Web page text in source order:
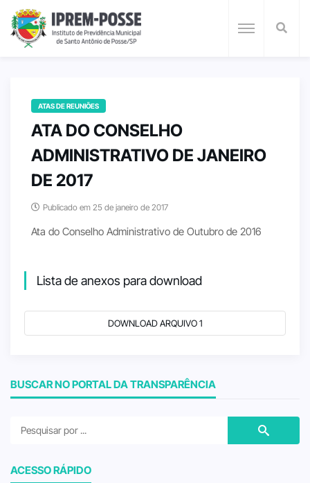
ATAS DE REUNIÕES
ATA DO CONSELHO
ADMINISTRATIVO DE JANEIRO
DE 2017
Publicado em 25 de janeiro de 2017
Ata do Conselho Administrativo de Outubro de 2016
Lista de anexos para download
DOWNLOAD ARQUIVO 1
BUSCAR NO PORTAL DA TRANSPARÊNCIA
ACESSO RÁPIDO